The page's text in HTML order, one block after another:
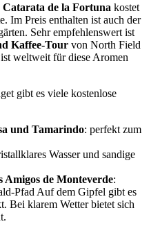
Catarata de la Fortuna kostet
Im Preis enthalten ist auch der
Sehr empfehlenswert ist
Kaffee-Tour von North Field
weltweit für diese Aromen
gibt es viele kostenlose
und Tamarindo: perfekt zum
Wasser und sandige
de Monteverde:
Pfad Auf dem Gipfel gibt es
Bei klarem Wetter bietet sich